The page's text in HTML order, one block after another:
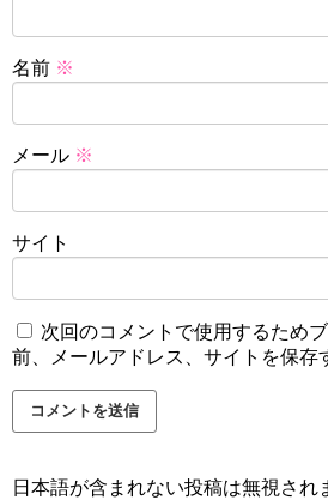
名前 ※
メール ※
サイト
次回のコメントで使用するため
前、メールアドレス、サイトを保存
日本語が含まれない投稿は無視され